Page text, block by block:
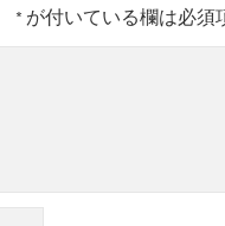
* が付いている欄は必須